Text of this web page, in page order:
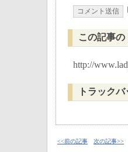
この記事
http://
トラックバ
<<前の記事 次の記事>>